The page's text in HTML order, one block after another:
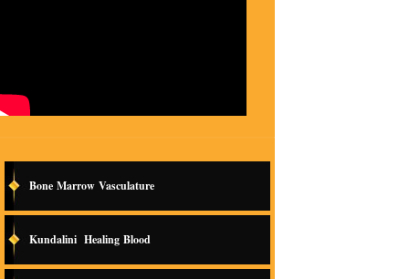
Bone Marrow Vasculature
Kundalini Healing Blood